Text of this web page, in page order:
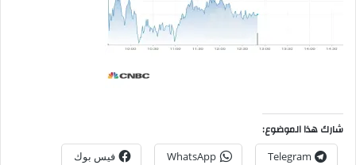
شارك هذا الموضوع:
Telegram
WhatsApp فيس بوك